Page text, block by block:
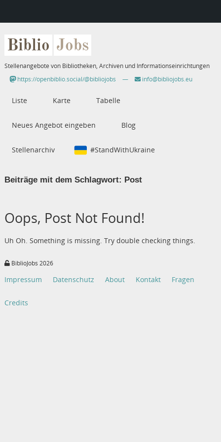
Biblio Jobs
Stellenangebote von Bibliotheken, Archiven und Informationseinrichtungen
https://openbiblio.social/@bibliojobs
— info@bibliojobs.eu
Liste Karte Tabelle
Neues Angebot eingeben Blog
Stellenarchiv #StandWithUkraine
Beiträge mit dem Schlagwort: Post
Oops, Post Not Found!
Uh Oh. Something is missing. Try double checking things.
BiblioJobs 2026
Impressum Datenschutz About Kontakt Fragen
Credits